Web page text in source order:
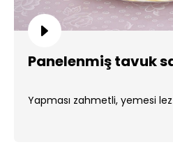
Panelenmiş tavuk
Yapması zahmetli, yemesi